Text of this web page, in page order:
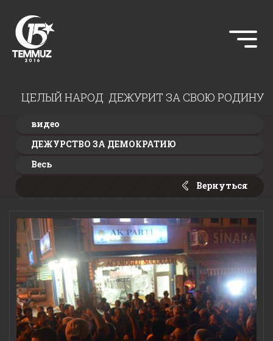
ЦЕЛЫЙ НАРОД ДЕЖУРИТ ЗА СВОЮ РОДИНУ
видео
ДЕЖУРСТВО ЗА ДЕМОКРАТИЮ
Весь
Вернуться